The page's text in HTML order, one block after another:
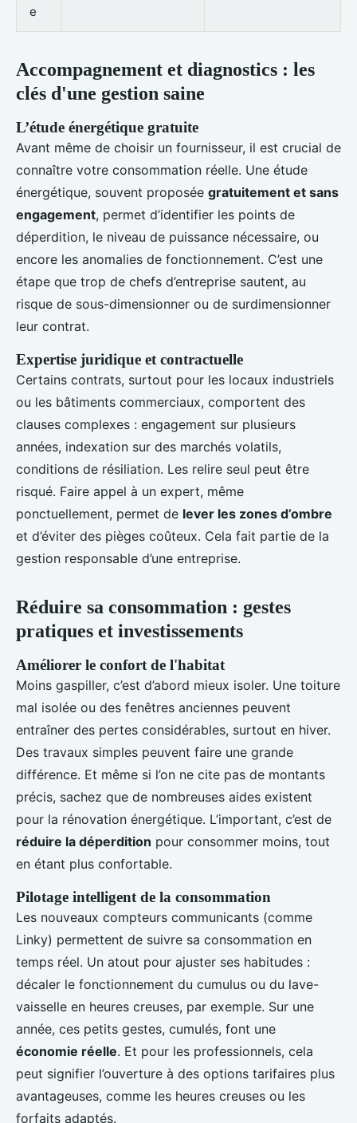
e
Accompagnement et diagnostics : les
clés d'une gestion saine
L’étude énergétique gratuite
Avant même de choisir un fournisseur, il est crucial de
connaître votre consommation réelle. Une étude
énergétique, souvent proposée gratuitement et sans
engagement, permet d’identifier les points de
déperdition, le niveau de puissance nécessaire, ou
encore les anomalies de fonctionnement. C’est une
étape que trop de chefs d’entreprise sautent, au
risque de sous-dimensionner ou de surdimensionner
leur contrat.
Expertise juridique et contractuelle
Certains contrats, surtout pour les locaux industriels
ou les bâtiments commerciaux, comportent des
clauses complexes : engagement sur plusieurs
années, indexation sur des marchés volatils,
conditions de résiliation. Les relire seul peut être
risqué. Faire appel à un expert, même
ponctuellement, permet de lever les zones d’ombre
et d’éviter des pièges coûteux. Cela fait partie de la
gestion responsable d’une entreprise.
Réduire sa consommation : gestes
pratiques et investissements
Améliorer le confort de l'habitat
Moins gaspiller, c’est d’abord mieux isoler. Une toiture
mal isolée ou des fenêtres anciennes peuvent
entraîner des pertes considérables, surtout en hiver.
Des travaux simples peuvent faire une grande
différence. Et même si l’on ne cite pas de montants
précis, sachez que de nombreuses aides existent
pour la rénovation énergétique. L’important, c’est de
réduire la déperdition pour consommer moins, tout
en étant plus confortable.
Pilotage intelligent de la consommation
Les nouveaux compteurs communicants (comme
Linky) permettent de suivre sa consommation en
temps réel. Un atout pour ajuster ses habitudes :
décaler le fonctionnement du cumulus ou du lave-
vaisselle en heures creuses, par exemple. Sur une
année, ces petits gestes, cumulés, font une
économie réelle. Et pour les professionnels, cela
peut signifier l’ouverture à des options tarifaires plus
avantageuses, comme les heures creuses ou les
forfaits adaptés.